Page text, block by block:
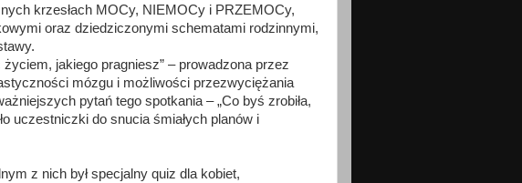
krzesłach MOCy, NIEMOCy i PRZEMOCy,
oraz dziedziczonymi schematami rodzinnymi,
jakiego pragniesz” – prowadzona przez
mózgu i możliwości przezwyciężania
pytań tego spotkania – „Co byś zrobiła,
uczestniczki do snucia śmiałych planów i
z nich był specjalny quiz dla kobiet,